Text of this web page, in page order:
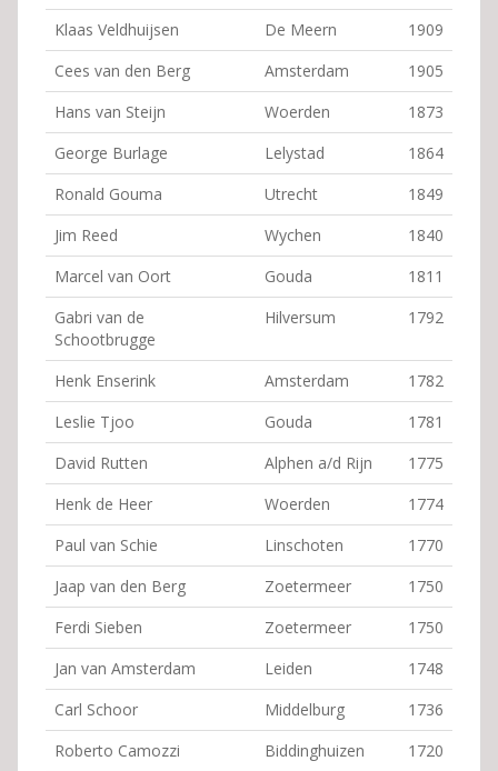
Klaas Veldhuijsen
De Meern
1909
Cees van den Berg
Amsterdam
1905
Hans van Steijn
Woerden
1873
George Burlage
Lelystad
1864
Ronald Gouma
Utrecht
1849
Jim Reed
Wychen
1840
Marcel van Oort
Gouda
1811
Gabri van de
Schootbrugge
Hilversum 1792
Henk Enserink Amsterdam
1782
Leslie Tjoo
Gouda
1781
David Rutten
Alphen a/d Rijn
1775
Henk de Heer
Woerden
1774
Paul van Schie
Linschoten
1770
Jaap van den Berg
Zoetermeer
1750
Ferdi Sieben
Zoetermeer
1750
Jan van Amsterdam
Leiden
1748
Carl Schoor
Middelburg
1736
Roberto Camozzi
Biddinghuizen
1720